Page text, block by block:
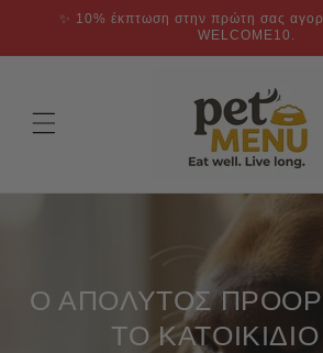
μετάβαση
περιεχόμενο
✨ 10% έκπτωση στην πρώτη σας
WELCOME10.
Ο ΑΠΟΛΥΤΟΣ
ΤΟ